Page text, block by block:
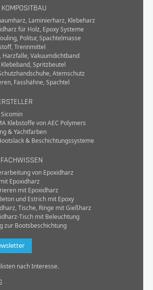
, Laminierharz, Klebeharz
für Holz, Epoxy Systeme
, Politur, Spachtelmasse
, Trennmittel
, Harzfalle, Vakuumdichtband
Klebeband, Spritzbeutel
, Atemschutz
, Fasshähne, Spachtel
Klebstoffe von AEC Polymers
& Yachtfarben
& Beschichtungssysteme
von Epoxidharz
Epoxidharz
mit Epoxidharz
und Estrich mit Epoxy
Tische, Ringe mit Gießharz
Tisch mit Beleuchtung
zur Bootsbeschichtung
nach Interesse.